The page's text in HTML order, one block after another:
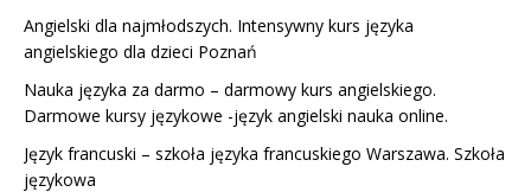
Angielski dla najmłodszych. Intensywny kurs języka
angielskiego dla dzieci Poznań
Nauka języka za darmo – darmowy kurs angielskiego.
Darmowe kursy językowe -język angielski nauka online.
Język francuski – szkoła języka francuskiego Warszawa. Szkoła
językowa